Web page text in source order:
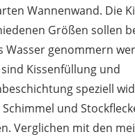
Wannenwand. Die
Größen sollen
Wasser genommern
Kissenfüllung und
speziell
Schimmel und
Verglichen mit den